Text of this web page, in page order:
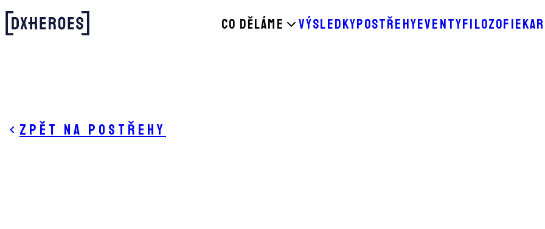
CO DĚLÁME VÝSLEDKYPOSTŘEHYEVENTYFILOZOFIE
Zpět na postřehy